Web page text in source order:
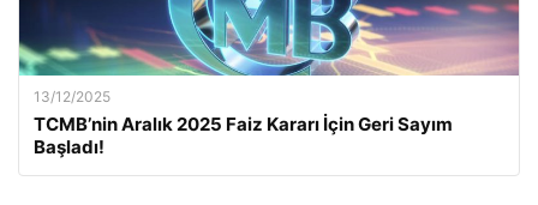
13/12/2025
TCMB’nin Aralık 2025 Faiz Kararı İçin Geri Sayım
Başladı!